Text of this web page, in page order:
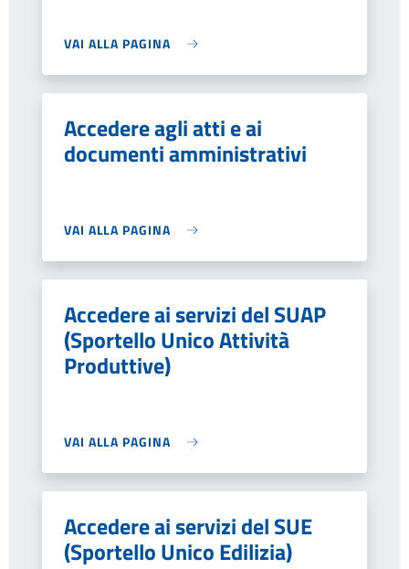
VAI ALLA PAGINA
Accedere agli atti e ai
documenti amministrativi
VAI ALLA PAGINA
Accedere ai servizi del SUAP
(Sportello Unico Attività
Produttive)
VAI ALLA PAGINA
Accedere ai servizi del SUE
(Sportello Unico Edilizia)